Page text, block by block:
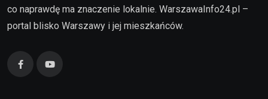
co naprawdę ma znaczenie lokalnie. WarszawaInfo24.pl –
portal blisko Warszawy i jej mieszkańców.